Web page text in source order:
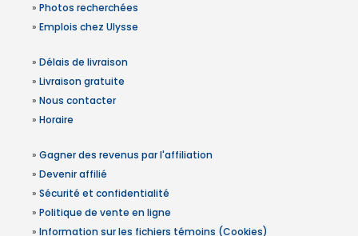
» Photos recherchées
» Emplois chez Ulysse
» Délais de livraison
» Livraison gratuite
» Nous contacter
» Horaire
» Gagner des revenus par l'affiliation
» Devenir affilié
» Sécurité et confidentialité
» Politique de vente en ligne
» Information sur les fichiers témoins (Cookies)